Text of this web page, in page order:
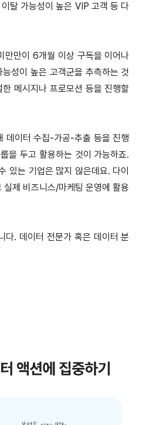
탈 가능성이 높은 VIP 고객 등 다
만만이 6개월 이상 구독을 이어나
성이 높은 고객군을 추측하는 것
메시지나 프로모션 등을 진행할
데이터 수집-가공-추출 등을 진행
을 두고 활용하는 것이 가능하죠.
있는 기업은 많지 않은데요. 다이
제 비즈니스/마케팅 운영에 활용
다. 데이터 전문가 혹은 데이터 분